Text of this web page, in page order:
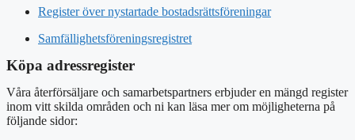
Register över nystartade bostadsrättsföreningar
Samfällighetsföreningsregistret
Köpa adressregister
Våra återförsäljare och samarbetspartners erbjuder en mängd register
inom vitt skilda områden och ni kan läsa mer om möjligheterna på
följande sidor: